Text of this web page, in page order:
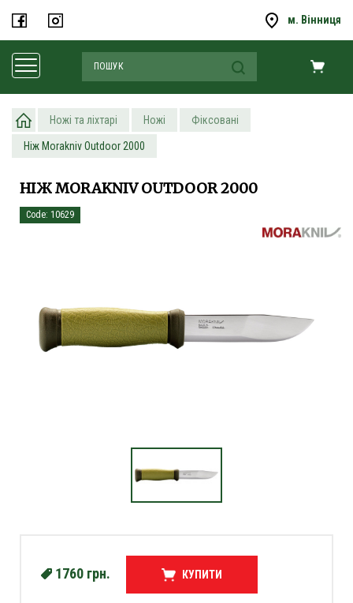
м. Вінниця
Ножі та ліхтарі Ножі Фіксовані
Ніж Morakniv Outdoor 2000
НІЖ MORAKNIV OUTDOOR 2000
Code: 10629
1760 грн. КУПИТИ